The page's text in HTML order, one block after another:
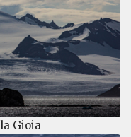
Gioia